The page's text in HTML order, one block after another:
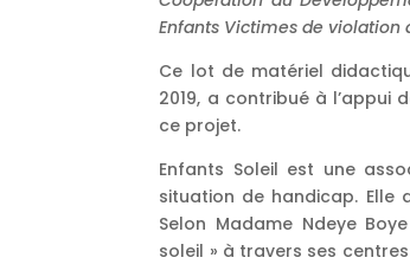
Enfants Victimes de violation
Ce lot de matériel
2019, a contribué à
ce projet.
Enfants Soleil est une
situation de handicap. Elle
Selon Madame Ndeye
soleil » à travers ses